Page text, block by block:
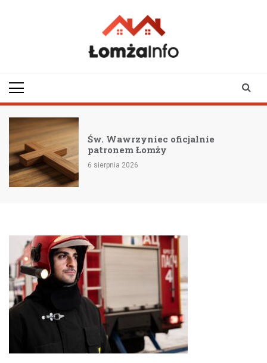
Św. Wawrzyniec oficjalnie
patronem Łomży
6 sierpnia 2026